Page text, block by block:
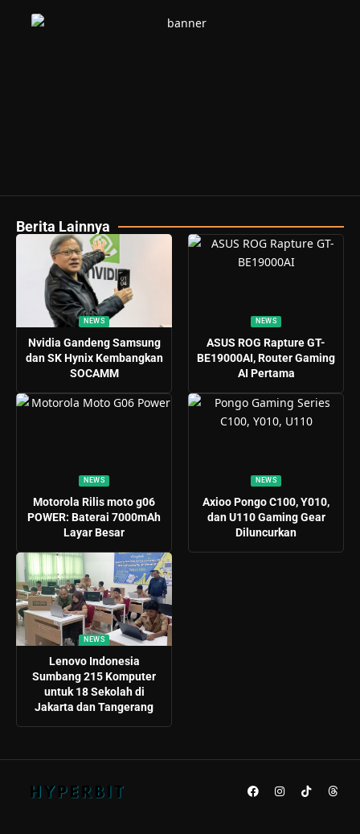
Berita Lainnya
NEWS
Nvidia Gandeng Samsung
dan SK Hynix Kembangkan
SOCAMM
NEWS
ASUS ROG Rapture GT-
BE19000AI, Router Gaming
AI Pertama
NEWS
Motorola Rilis moto g06
POWER: Baterai 7000mAh
Layar Besar
NEWS
Axioo Pongo C100, Y010,
dan U110 Gaming Gear
Diluncurkan
NEWS
Lenovo Indonesia
Sumbang 215 Komputer
untuk 18 Sekolah di
Jakarta dan Tangerang